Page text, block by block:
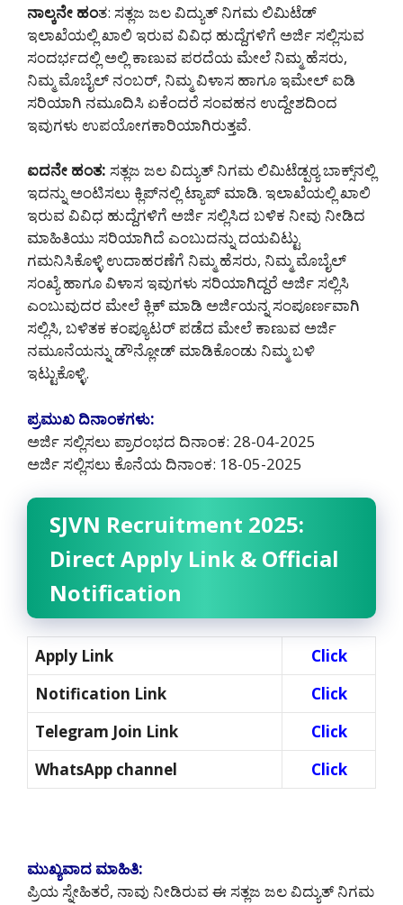
ನಾಲ್ಕನೇ ಹಂತ: ಸತ್ಲಜ ಜಲ ವಿದ್ಯುತ್ ನಿಗಮ ಲಿಮಿಟೆಡ್
ಇಲಾಖೆಯಲ್ಲಿ ಖಾಲಿ ಇರುವ ವಿವಿಧ ಹುದ್ದೆಗಳಿಗೆ ಅರ್ಜಿ ಸಲ್ಲಿಸುವ
ಸಂದರ್ಭದಲ್ಲಿ ಅಲ್ಲಿ ಕಾಣುವ ಪರದೆಯ ಮೇಲೆ ನಿಮ್ಮ ಹೆಸರು,
ನಿಮ್ಮ ಮೊಬೈಲ್ ನಂಬರ್, ನಿಮ್ಮ ವಿಳಾಸ ಹಾಗೂ ಇಮೇಲ್ ಐಡಿ
ಸರಿಯಾಗಿ ನಮೂದಿಸಿ ಏಕೆಂದರೆ ಸಂವಹನ ಉದ್ದೇಶದಿಂದ
ಇವುಗಳು ಉಪಯೋಗಕಾರಿಯಾಗಿರುತ್ತವೆ.
ಐದನೇ ಹಂತ: ಸತ್ಲಜ ಜಲ ವಿದ್ಯುತ್ ನಿಗಮ ಲಿಮಿಟೆಡ್ಪಠ್ಯ ಬಾಕ್ಸ್‌ನಲ್ಲಿ
ಇದನ್ನು ಅಂಟಿಸಲು ಕ್ಲಿಪ್‌ನಲ್ಲಿ ಟ್ಯಾಪ್ ಮಾಡಿ. ಇಲಾಖೆಯಲ್ಲಿ ಖಾಲಿ
ಇರುವ ವಿವಿಧ ಹುದ್ದೆಗಳಿಗೆ ಅರ್ಜಿ ಸಲ್ಲಿಸಿದ ಬಳಿಕ ನೀವು ನೀಡಿದ
ಮಾಹಿತಿಯು ಸರಿಯಾಗಿದೆ ಎಂಬುದನ್ನು ದಯವಿಟ್ಟು
ಗಮನಿಸಿಕೊಳ್ಳಿ ಉದಾಹರಣೆಗೆ ನಿಮ್ಮ ಹೆಸರು, ನಿಮ್ಮ ಮೊಬೈಲ್
ಸಂಖ್ಯೆ ಹಾಗೂ ವಿಳಾಸ ಇವುಗಳು ಸರಿಯಾಗಿದ್ದರೆ ಅರ್ಜಿ ಸಲ್ಲಿಸಿ
ಎಂಬುವುದರ ಮೇಲೆ ಕ್ಲಿಕ್ ಮಾಡಿ ಅರ್ಜಿಯನ್ನ ಸಂಪೂರ್ಣವಾಗಿ
ಸಲ್ಲಿಸಿ, ಬಳಿತಕ ಕಂಪ್ಯೂಟರ್ ಪಡೆದ ಮೇಲೆ ಕಾಣುವ ಅರ್ಜಿ
ನಮೂನೆಯನ್ನು ಡೌನ್ಲೋಡ್ ಮಾಡಿಕೊಂಡು ನಿಮ್ಮ ಬಳಿ
ಇಟ್ಟುಕೊಳ್ಳಿ.
ಪ್ರಮುಖ ದಿನಾಂಕಗಳು:
ಅರ್ಜಿ ಸಲ್ಲಿಸಲು ಪ್ರಾರಂಭದ ದಿನಾಂಕ: 28-04-2025
ಅರ್ಜಿ ಸಲ್ಲಿಸಲು ಕೊನೆಯ ದಿನಾಂಕ: 18-05-2025
SJVN Recruitment 2025:
Direct Apply Link & Official
Notification
Apply Link
Click
Notification Link
Click
Telegram Join Link
Click
WhatsApp channel
Click
ಮುಖ್ಯವಾದ ಮಾಹಿತಿ:
ಪ್ರಿಯ ಸ್ನೇಹಿತರೆ, ನಾವು ನೀಡಿರುವ ಈ ಸತ್ಲಜ ಜಲ ವಿದ್ಯುತ್ ನಿಗಮ